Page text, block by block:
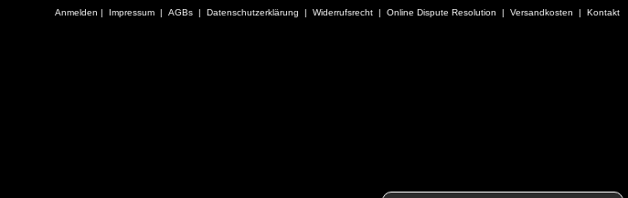
Anmelden | Impressum | AGBs | Datenschutzerklärung | Widerrufsrecht | Online Dispute Resolution | Versandkosten | Kontakt